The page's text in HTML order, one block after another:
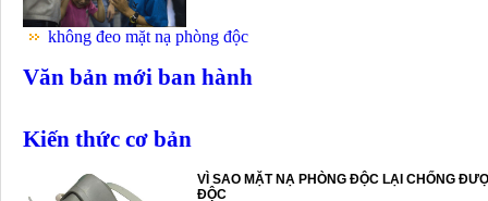
không đeo mặt nạ phòng độc
Văn bản mới ban hành
Kiến thức cơ bản
VÌ SAO MẶT NẠ PHÒNG ĐỘC LẠI CHỐNG
ĐỘC